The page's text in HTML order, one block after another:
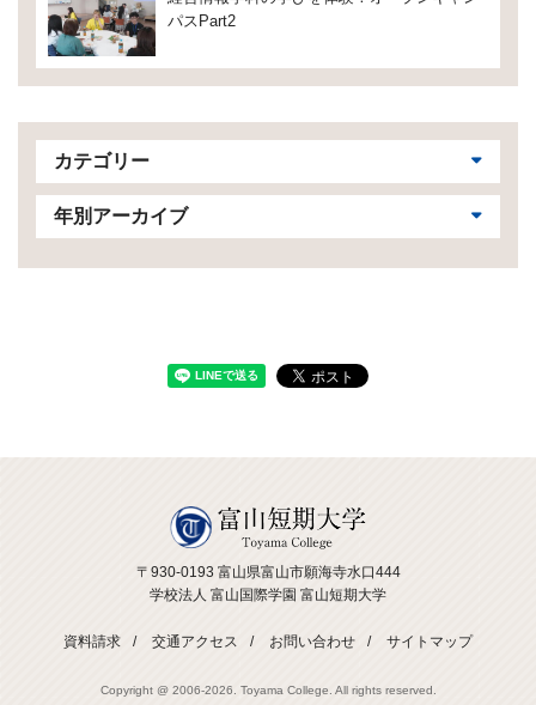
パスPart2
カテゴリー
年別アーカイブ
〒930-0193 富山県富山市願海寺水口444
学校法人 富山国際学園 富山短期大学
資料請求 交通アクセス お問い合わせ サイトマップ
Copyright @ 2006-2026. Toyama College. All rights reserved.